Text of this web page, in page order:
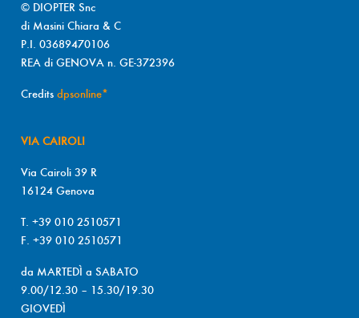
© DIOPTER Snc
di Masini Chiara & C
P.I. 03689470106
REA di GENOVA n. GE-372396
Credits dpsonline*
VIA CAIROLI
Via Cairoli 39 R
16124 Genova
T. +39 010 2510571
F. +39 010 2510571
da MARTEDÌ a SABATO
9.00/12.30 – 15.30/19.30
GIOVEDÌ